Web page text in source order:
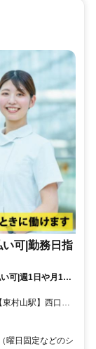
い可|勤務日指
可|週1日や月1回
【東村山駅】
曜日固定などのシ